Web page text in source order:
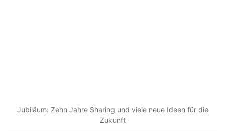
Jubiläum: Zehn Jahre Sharing und viele neue Ideen für die
Zukunft